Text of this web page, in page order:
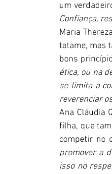
um
Confiança,
Maria
tatame, mas
bons
ética, ou na
se limita a
reverenciar
Ana Cláudia
filha, que
competir no
promover a
isso no